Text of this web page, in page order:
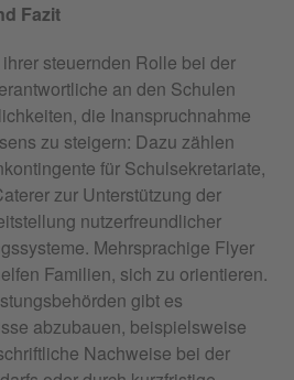
Fazit
steuernden Rolle bei der
an den Schulen
die Inanspruchnahme
zu steigern: Dazu zählen
für Schulsekretariate,
zur Unterstützung der
nutzerfreundlicher
Mehrsprachige Flyer
Familien, sich zu orientieren.
gibt es
abzubauen, beispielsweise
Nachweise bei der